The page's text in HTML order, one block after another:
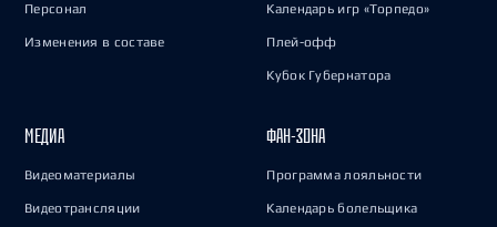
Персонал
Изменения в составе
Календарь игр «Торпедо»
Плей-офф
Кубок Губернатора
МЕДИА
Видеоматериалы
Видеотрансляции
ФАН-ЗОНА
Программа лояльности
Календарь болельщика